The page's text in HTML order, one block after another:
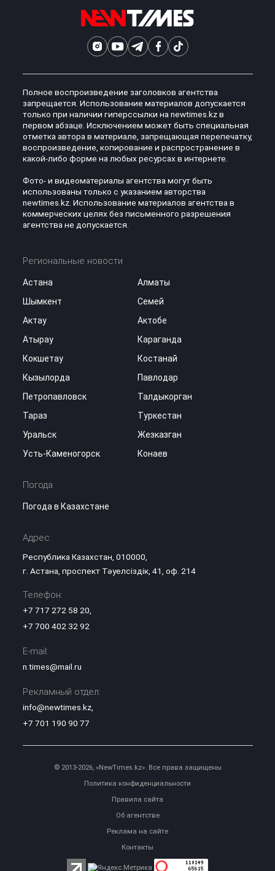
Полное воспроизведение заголовков агентства
запрещается. Использование материалов допускается
только при наличии гиперссылки на newtimes.kz в
первом абзаце. Исключением может быть специальная
отметка автора в материале, запрещающая перепечатку,
воспроизведение, копирование и распространение в
какой-либо форме на любых ресурсах в интернете.
Фото- и видеоматериалы агентства могут быть
использованы только с указанием авторства
newtimes.kz. Использование материалов агентства в
коммерческих целях без письменного разрешения
агентства не допускается.
Региональные новости
Астана
Алматы
Шымкент
Семей
Актау
Актобе
Атырау
Караганда
Кокшетау
Костанай
Кызылорда
Павлодар
Петропавловск
Талдыкорган
Тараз
Туркестан
Уральск
Жезказган
Усть-Каменогорск
Конаев
Погода
Погода в Казахстане
Адрес:
Республика Казахстан, 010000,
г. Астана, проспект Тәуелсіздік, 41, оф. 214
Телефон:
+7 717 272 58 20
+7 700 402 32 92
E-mail:
n.times@mail.ru
Рекламный отдел:
info@newtimes.kz,
+7 701 190 90 77
© 2013-2026, «NewTimes.kz». Все права защищены
Политика конфиденциальности
Правила сайта
Об агентстве
Реклама на сайте
Контакты